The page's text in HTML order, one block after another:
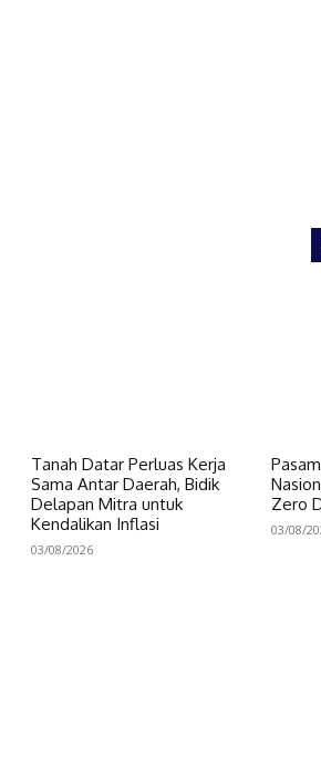
Tanah Datar Perluas Kerja
Sama Antar Daerah, Bidik
Delapan Mitra untuk
Kendalikan Inflasi
03/08/2026
Zero
03/08/